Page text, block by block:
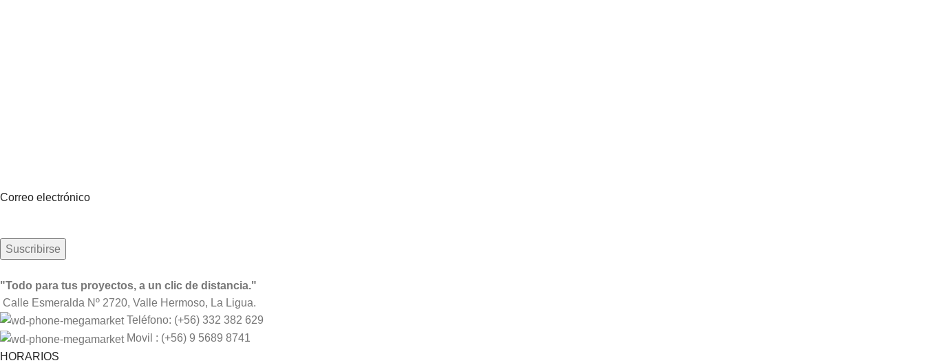
Correo electrónico
"Todo para tus proyectos, a un clic de distancia."
Calle Esmeralda Nº 2720, Valle Hermoso, La Ligua.
Teléfono: (+56) 332 382 629
Movil : (+56) 9 5689 8741
HORARIOS